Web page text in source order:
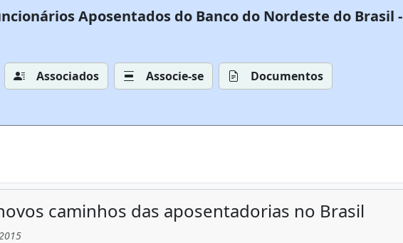
Aposentados do Banco do Nordeste do Brasil -
Associados Associe-se
Documentos
caminhos das aposentadorias no Brasil